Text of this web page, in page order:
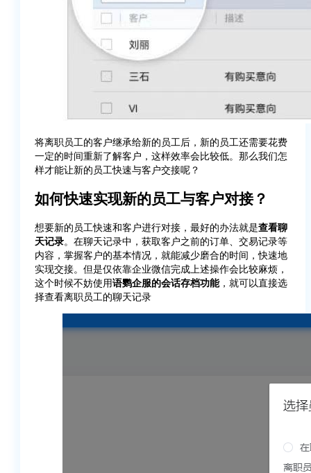
将离职员工的客户继承给新的员工后，新的员工还需要花费
一定的时间重新了解客户，这样效率会比较低。那么我们怎
样才能让新的员工快速与客户交接呢？
如何快速实现新的员工与客户对接？
想要新的员工快速和客户进行对接，最好的办法就是查看聊
天记录。在聊天记录中，获取客户之前的订单、交易记录等
内容，掌握客户的基本情况，就能减少磨合的时间，快速地
实现交接。但是仅依靠企业微信完成上述操作会比较麻烦，
这个时候不妨使用语鹦企服的会话存档功能，就可以直接选
择查看离职员工的聊天记录